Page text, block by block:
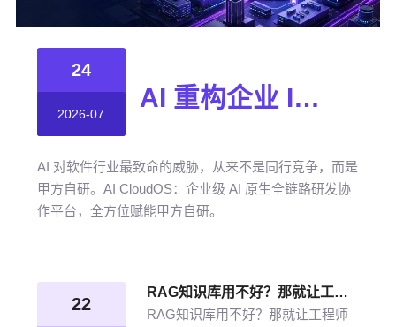
24
2026-07
AI 重构企业 IT 格局，甲方自研时代到来！
AI 对软件行业最致命的威胁，从来不是同行竞争，而是
甲方自研。AI CloudOS：企业级 AI 原生全链路研发协
作平台，全方位赋能甲方自研。
22
RAG知识库用不好？那就让工程师自己快速构建知识图谱
RAG知识库用不好？那就让工程师